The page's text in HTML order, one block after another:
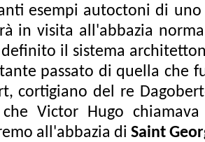
esempi autoctoni di
in visita all'abbazia
il sistema
passato di quella che
cortigiano del re
Victor Hugo
all'abbazia di Saint